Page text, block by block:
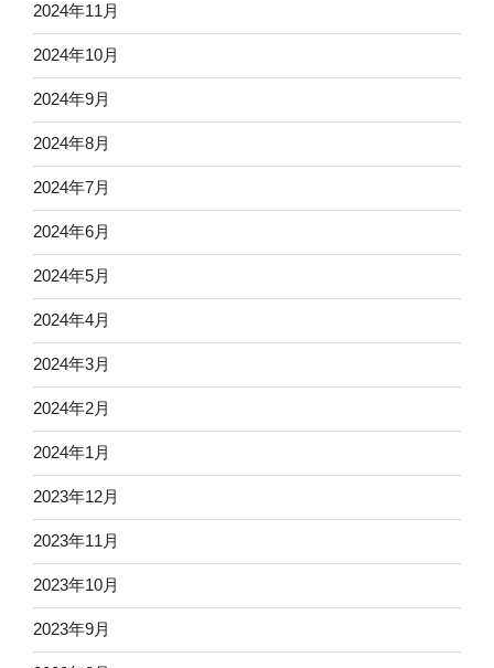
2024年11月
2024年10月
2024年9月
2024年8月
2024年7月
2024年6月
2024年5月
2024年4月
2024年3月
2024年2月
2024年1月
2023年12月
2023年11月
2023年10月
2023年9月